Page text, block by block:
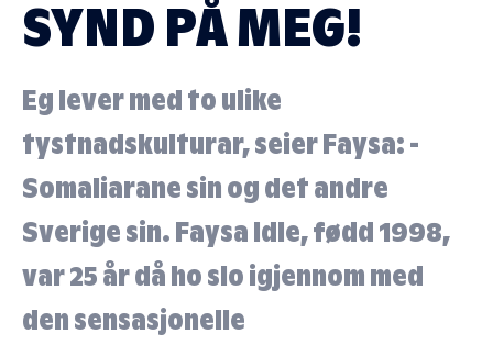
SYND PÅ MEG!
Eg lever med to ulike
tystnadskulturar, seier Faysa: -
Somaliarane sin og det andre
Sverige sin. Faysa Idle, fødd 1998,
var 25 år då ho slo igjennom med
den sensasjonelle